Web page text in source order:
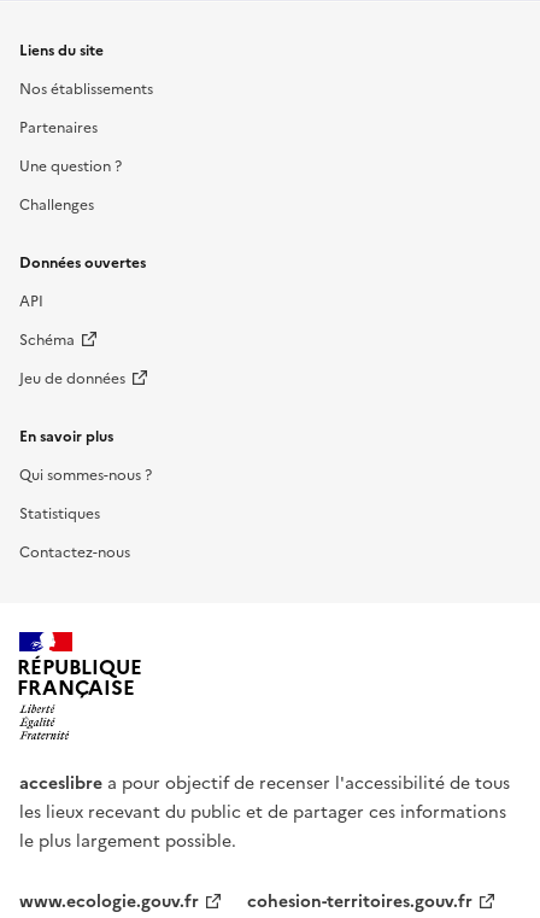
Liens du site
Nos établissements
Partenaires
Une question ?
Challenges
Données ouvertes
API
Schéma
Jeu de données
En savoir plus
Qui sommes-nous ?
Statistiques
Contactez-nous
RÉPUBLIQUE
FRANÇAISE
acceslibre a pour objectif de recenser l'accessibilité de tous
les lieux recevant du public et de partager ces informations
le plus largement possible.
www.ecologie.gouv.fr
cohesion-territoires.gouv.fr